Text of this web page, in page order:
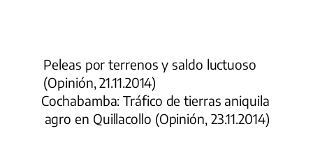
Peleas por terrenos y saldo luctuoso
(Opinión, 21.11.2014)
Cochabamba: Tráfico de tierras aniquila
agro en Quillacollo (Opinión, 23.11.2014)